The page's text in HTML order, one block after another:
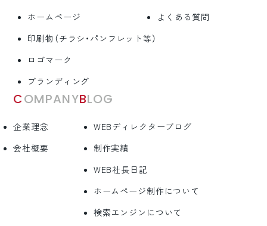
ホームページ
印刷物（チラシ・パンフレット等）
ロゴマーク
ブランディング
よくある質問
COMPANY
企業理念
会社概要
BLOG
WEBディレクターブログ
制作実績
WEB社長日記
ホームページ制作について
検索エンジンについて